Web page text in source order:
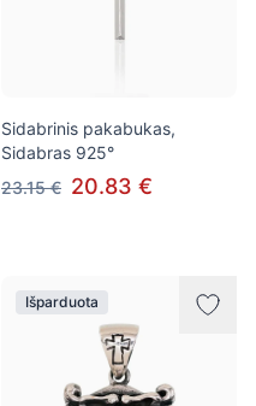
Sidabrinis pakabukas,
Sidabras 925°
23.15 € 20.83 €
Išparduota